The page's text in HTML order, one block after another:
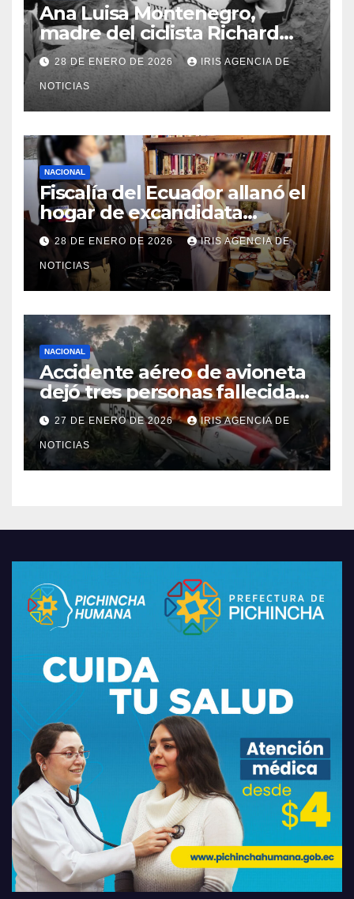
Ana Luisa Montenegro,
madre del ciclista Richard
Carapaz falleció en Tulcán, a
los 73 años
28 DE ENERO DE 2026 IRIS AGENCIA DE
NOTICIAS
NACIONAL
Fiscalía del Ecuador allanó el
hogar de excandidata
presidencial vinculada al caso
Caja Chica
28 DE ENERO DE 2026 IRIS AGENCIA DE
NOTICIAS
NACIONAL
Accidente aéreo de avioneta
dejó tres personas fallecidas
en provincia de Morona
Santiago
27 DE ENERO DE 2026 IRIS AGENCIA DE
NOTICIAS